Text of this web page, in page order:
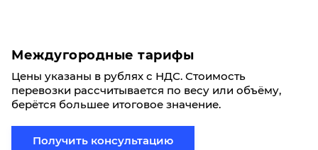
Междугородные тарифы
Цены указаны в рублях с НДС. Стоимость
перевозки рассчитывается по весу или объёму,
берётся большее итоговое значение.
Получить консультацию